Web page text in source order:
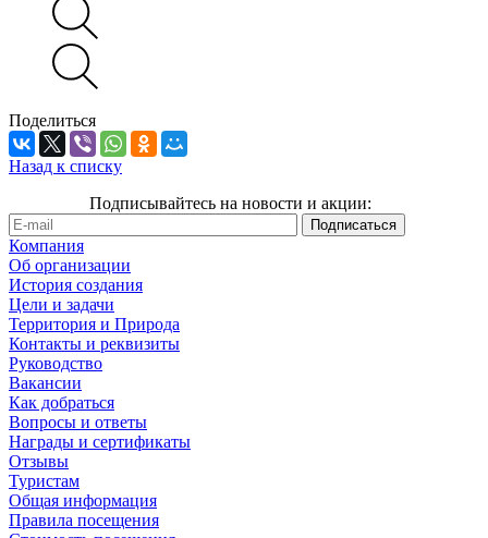
Поделиться
Назад к списку
Подписывайтесь на новости и акции:
Компания
Об организации
История создания
Цели и задачи
Территория и Природа
Контакты и реквизиты
Руководство
Вакансии
Как добраться
Вопросы и ответы
Награды и сертификаты
Отзывы
Туристам
Общая информация
Правила посещения